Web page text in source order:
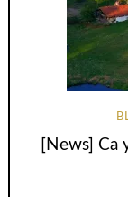
[News] Ca